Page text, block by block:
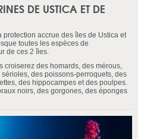
DE USTICA ET DE
accrue des îles de Ustica et
toutes les espèces de
de ces 2 îles.
croiserez des homards, des mérous,
des poissons-perroquets, des
des hippocampes et des poulpes.
noirs, des gorgones, des éponges